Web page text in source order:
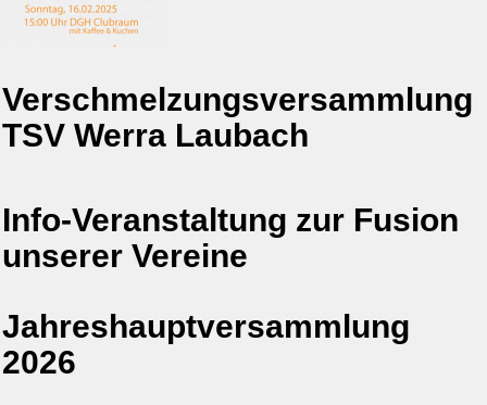
Verschmelzungsversammlung
TSV Werra Laubach
Info-Veranstaltung zur Fusion
unserer Vereine
Jahreshauptversammlung
2026